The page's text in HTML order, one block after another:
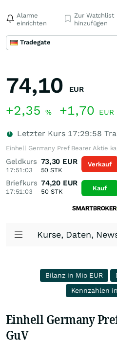
Alarme
einrichten
Zur Watchlist
hinzufügen
Tradegate
74,10 EUR
+2,35 % +1,70 EUR
Letzter Kurs 17:29:58
Einhell Germany Pref Bearer Aktie
Geldkurs
17:51:03
73,30 EUR
50 STK
Briefkurs
17:51:03
74,20 EUR
50 STK
Verkauf
Kauf
Kurse, Daten,
Bilanz in Mio EUR
Kennzahlen
Einhell Germany
GuV